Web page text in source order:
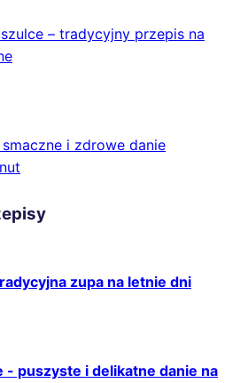
– tradycyjny przepis na
i zdrowe danie
zupa na letnie dni
- puszyste i delikatne danie na